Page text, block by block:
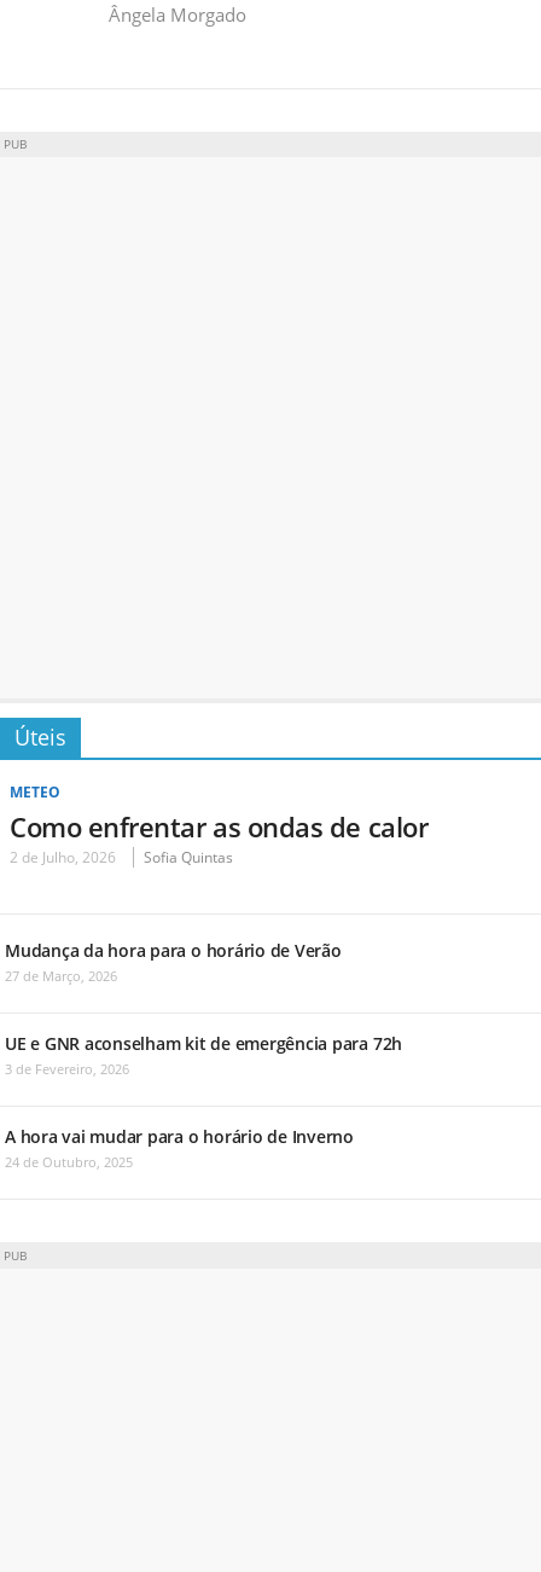
Ângela Morgado
PUB
Úteis
METEO
Como enfrentar as ondas de calor
2 de Julho, 2026 Sofia Quintas
Mudança da hora para o horário de Verão
27 de Março, 2026
UE e GNR aconselham kit de emergência para 72h
3 de Fevereiro, 2026
A hora vai mudar para o horário de Inverno
24 de Outubro, 2025
PUB